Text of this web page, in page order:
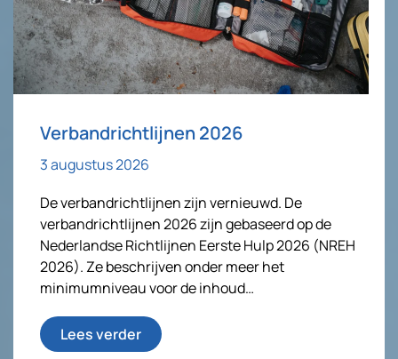
Verbandrichtlijnen 2026
3 augustus 2026
De verbandrichtlijnen zijn vernieuwd. De
verbandrichtlijnen 2026 zijn gebaseerd op de
Nederlandse Richtlijnen Eerste Hulp 2026 (NREH
2026). Ze beschrijven onder meer het
minimumniveau voor de inhoud…
Lees verder